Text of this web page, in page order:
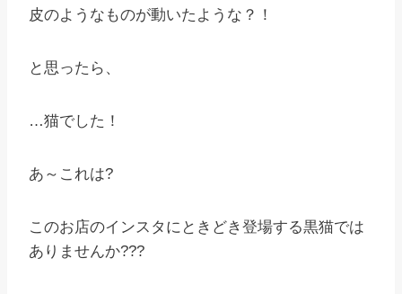
皮のようなものが動いたような？！
と思ったら、
…猫でした！
あ～これは?
このお店のインスタにときどき登場する黒猫では
ありませんか???